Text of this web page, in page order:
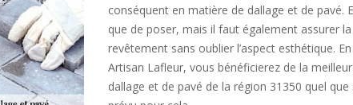
conséquent en matière de dallage et de pavé.
que de poser, mais il faut également assurer
revêtement sans oublier l’aspect esthétique.
Artisan Lafleur, vous bénéficierez de la
dallage et de pavé de la région 31350 quel